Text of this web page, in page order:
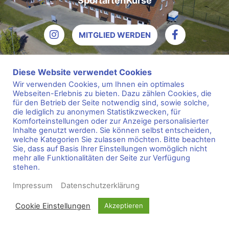
MITGLIED WERDEN
© 2020 TSV Ganderkesee e.V.
Diese Website verwendet Cookies
Wir verwenden Cookies, um Ihnen ein optimales
Webseiten-Erlebnis zu bieten. Dazu zählen Cookies, die
für den Betrieb der Seite notwendig sind, sowie solche,
die lediglich zu anonymen Statistikzwecken, für
Komforteinstellungen oder zur Anzeige personalisierter
Inhalte genutzt werden. Sie können selbst entscheiden,
welche Kategorien Sie zulassen möchten. Bitte beachten
Sie, dass auf Basis Ihrer Einstellungen womöglich nicht
mehr alle Funktionalitäten der Seite zur Verfügung
stehen.
Impressum
Datenschutzerklärung
Cookie Einstellungen Akzeptieren